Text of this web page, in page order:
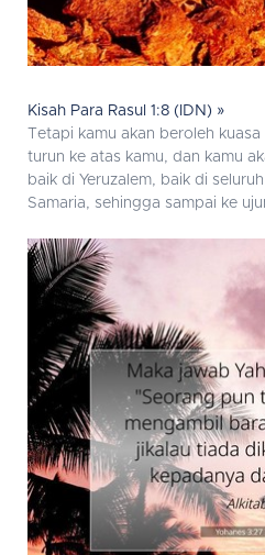
Kisah Para Rasul 1:8 (IDN) »
Tetapi kamu akan beroleh
turun ke atas kamu, dan kamu
baik di Yeruzalem, baik di
Samaria, sehingga sampai ke